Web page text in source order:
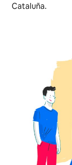
Cataluña.